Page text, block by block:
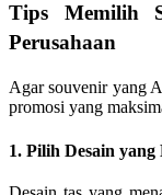
Tips Memilih
Perusahaan
Agar souvenir yang
promosi yang
1. Pilih Desain